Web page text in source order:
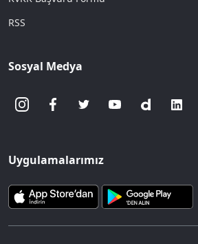
RSS
Sosyal Medya
Uygulamalarımız